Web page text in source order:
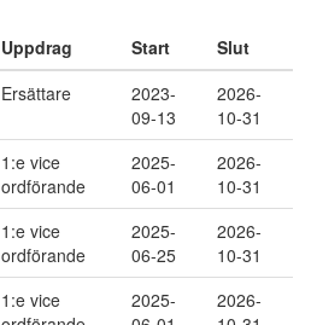
Uppdrag Start
Slut
Ersättare
2023-
09-13
2026-
10-31
1:e vice
ordförande
2025-
06-01
2026-
10-31
1:e vice
ordförande
2025-
06-25
2026-
10-31
1:e vice
2025-
2026-